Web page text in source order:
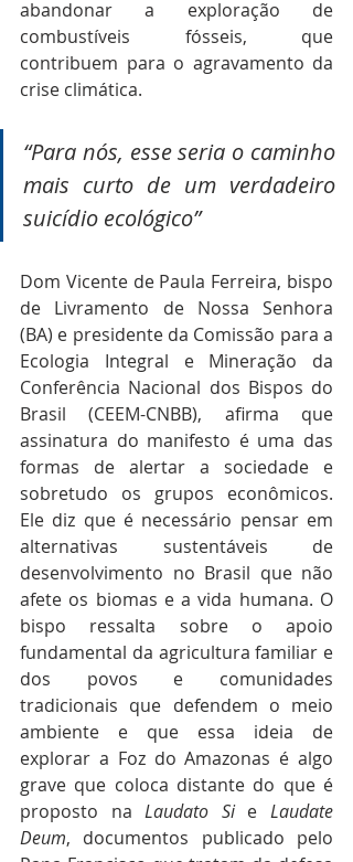
abandonar a exploração de
combustíveis fósseis, que
contribuem para o agravamento da
crise climática.
“Para nós, esse seria o caminho
mais curto de um verdadeiro
suicídio ecológico”
Dom Vicente de Paula Ferreira, bispo
de Livramento de Nossa Senhora
(BA) e presidente da Comissão para a
Ecologia Integral e Mineração da
Conferência Nacional dos Bispos do
Brasil (CEEM-CNBB), afirma que
assinatura do manifesto é uma das
formas de alertar a sociedade e
sobretudo os grupos econômicos.
Ele diz que é necessário pensar em
alternativas sustentáveis de
desenvolvimento no Brasil que não
afete os biomas e a vida humana. O
bispo ressalta sobre o apoio
fundamental da agricultura familiar e
dos povos e comunidades
tradicionais que defendem o meio
ambiente e que essa ideia de
explorar a Foz do Amazonas é algo
grave que coloca distante do que é
proposto na Laudato Si e Laudate
Deum, documentos publicado pelo